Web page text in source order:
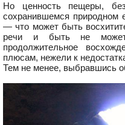
Но ценность пещеры,
сохранившемся природном
— что может быть
речи и быть не
продолжительное
плюсам, нежели к
Тем не менее, выбравшись